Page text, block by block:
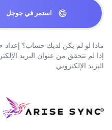
استمر في جوجل
ماذا لو لم يكن لديك حساب؟
إذا لم تتحقق من عنوان البريد
البريد الإلكتروني